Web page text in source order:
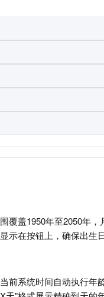
覆盖1950年至2050年
在按钮上，确保出生
系统时间自动执行年